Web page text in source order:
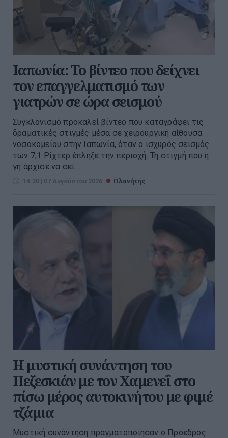
Ιαπωνία: Το βίντεο που δείχνει
τον επαγγελματισμό των
γιατρών σε ώρα σεισμού
Συγκλονισμό προκαλεί βίντεο που καταγράφει τις
δραματικές στιγμές μέσα σε χειρουργική αίθουσα
νοσοκομείου στην Ιαπωνία, όταν ο ισχυρός σεισμός
των 7,1 Ρίχτερ έπληξε την περιοχή. Τη στιγμή που η
γη άρχισε να σεί...
14:30 | 07 Αυγούστου 2026 Πλανήτης
Η μυστική συνάντηση του
Πεζεσκιάν με τον Χαμενεΐ στο
πίσω μέρος αυτοκινήτου με φιμέ
τζάμια
Μυστική συνάντηση πραγματοποίησαν ο Πρόεδρος